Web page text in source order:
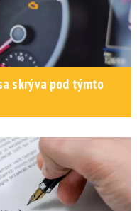
skrýva pod týmto